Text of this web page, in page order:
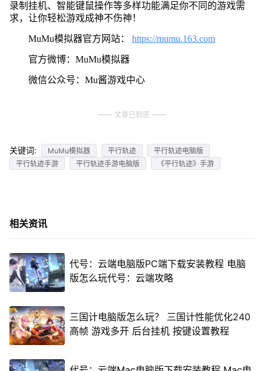
录制挂机、智能键鼠操作等多样功能满足你不同的游戏需
求，让你轻松游戏成神不伤神！
MuMu模拟器官方网站： https://mumu.163.com
官方微博：MuMu模拟器
微信公众号：Mu酱游戏中心
文章已到底
关键词: MuMu模拟器 平行轨迹
平行轨迹电脑版
平行轨迹手游
平行轨迹手游电脑版 《平行轨迹》手游
相关资讯
代号：云端电脑版PC端下载安装教程 电脑
版怎么玩代号：云端攻略
三国计电脑版怎么玩？ 三国计性能优化240
高帧 游戏多开 后台挂机 按键设置教程